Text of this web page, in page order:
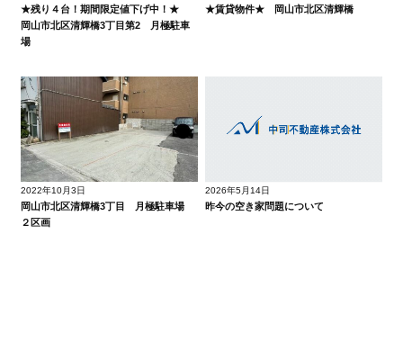
★残り４台！期間限定値下げ中！★
岡山市北区清輝橋3丁目第2 月極駐車
場
★賃貸物件★ 岡山市北区清輝橋
2022年10月3日
岡山市北区清輝橋3丁目 月極駐車場
２区画
2026年5月14日
昨今の空き家問題について